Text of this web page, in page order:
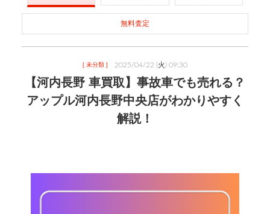
無料査定
[ 未分類 ] 2025/04/22 (火) 09:30
【河内長野 車買取】事故車でも売れる？
アップル河内長野中央店がわかりやすく
解説！